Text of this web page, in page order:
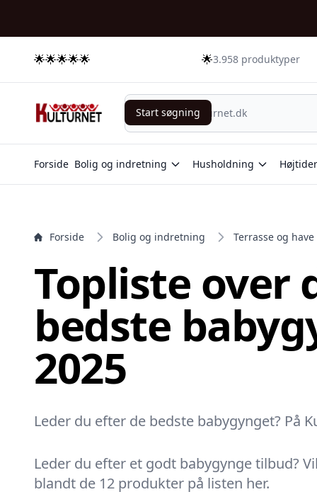
🌟🌟🌟🌟🌟 🌟3.958 produktyper
Start søgning
Start søgning
Forside Bolig og indretning Husholdning Højtider
Forside Bolig og indretning Terrasse og have
Topliste over
bedste
2025
Leder du efter de bedste babygynget? På
Leder du efter et godt babygynge tilbud?
blandt de 12 produkter på listen her.